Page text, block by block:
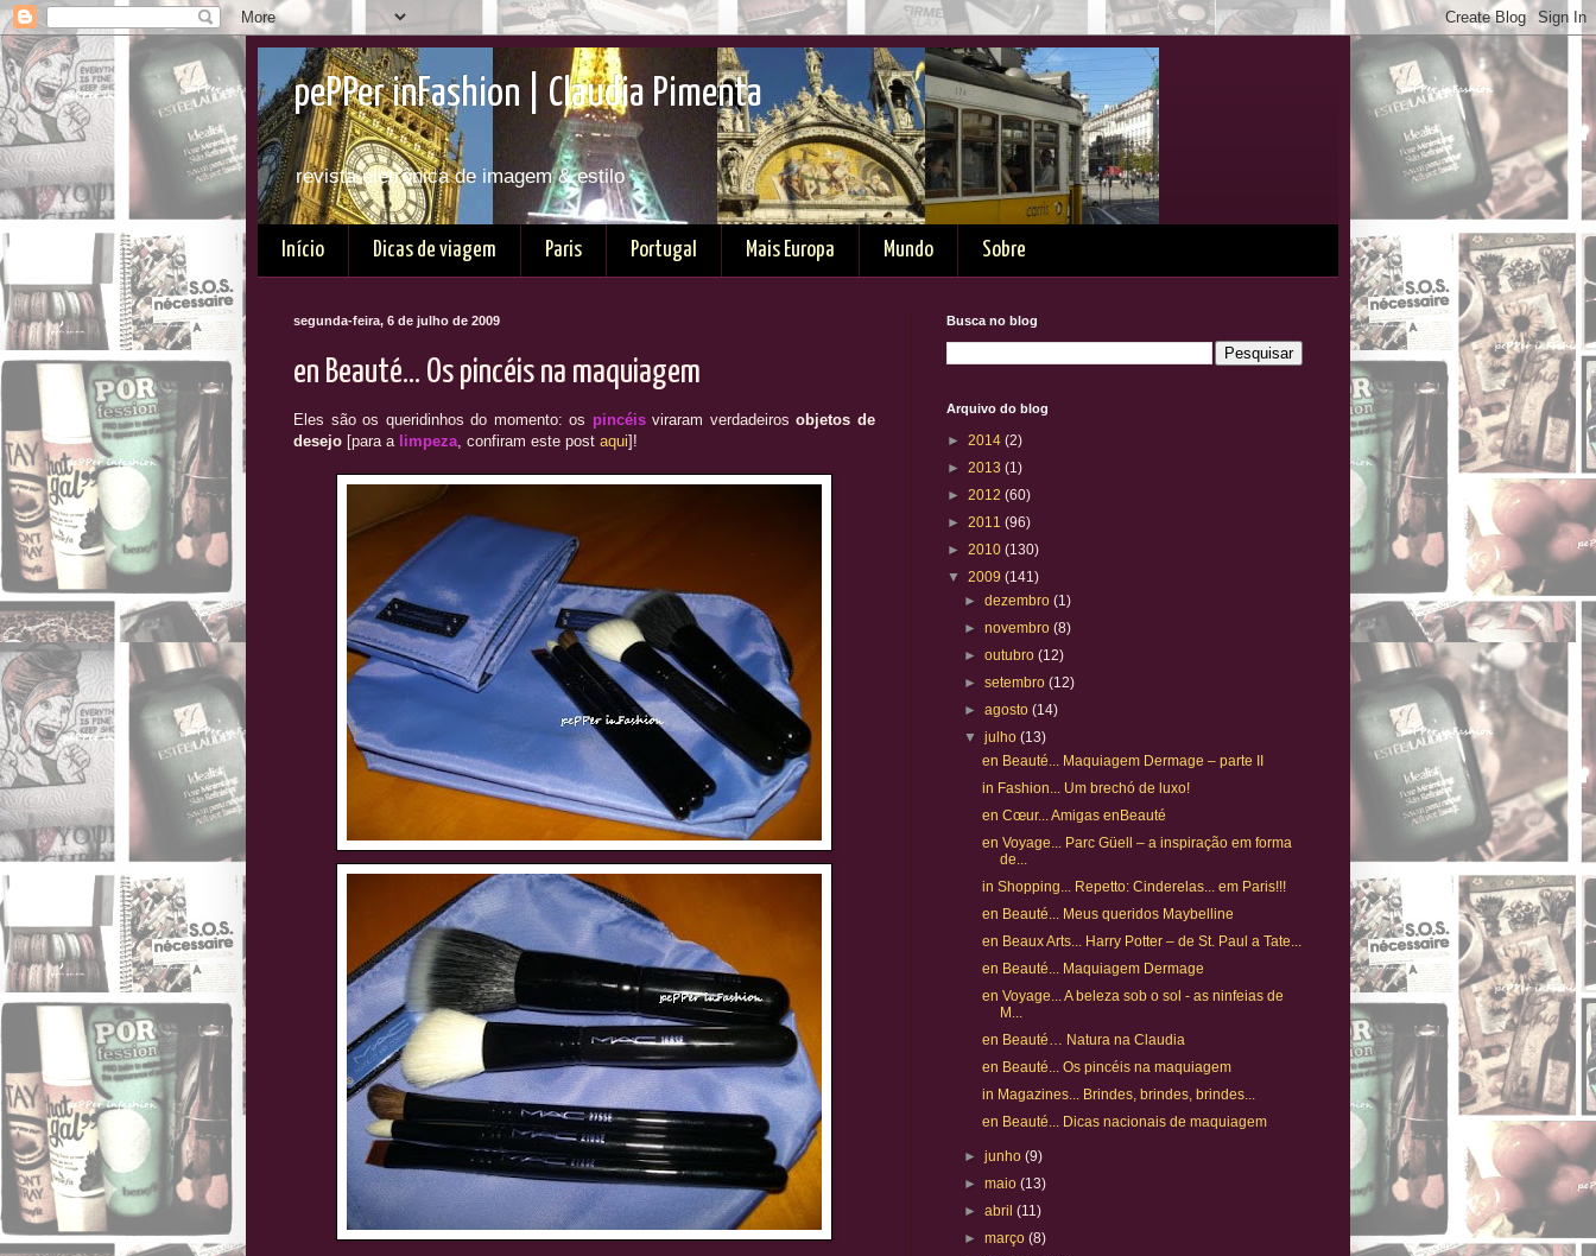
pePPer inFashion | Claudia Pimenta
revista eletrônica de imagem & estilo
Início Dicas de viagem Paris Portugal Mais Europa Mundo Sobre
segunda-feira, 6 de julho de 2009
en Beauté... Os pincéis na maquiagem
Eles são os queridinhos do momento: os pincéisviraram verdadeirosobjetos de
desejo [para a limpeza , confiram este post aqui]!
Busca no blog
Arquivo do blog
► 2014 (2)
► 2013 (1)
► 2012 (60)
► 2011 (96)
► 2010 (130)
▼ 2009 (141)
►dezembro(1)
►novembro(8)
►outubro(12)
►setembro(12)
►agosto(14)
▼julho(13)
en Beauté... Maquiagem Dermage – parte II
in Fashion... Um brechó de luxo!
en Cœur... Amigas enBeauté
en Voyage... Parc Güell – a inspiração em forma
de...
in Shopping... Repetto: Cinderelas... em Paris!!!
en Beauté... Meus queridos Maybelline
en Beaux Arts... Harry Potter – de St. Paul a Tate...
en Beauté... Maquiagem Dermage
en Voyage... A beleza sob o sol - as ninfeias de
M...
en Beauté… Natura na Claudia
en Beauté... Os pincéis na maquiagem
in Magazines... Brindes, brindes, brindes...
en Beauté... Dicas nacionais de maquiagem
►junho(9)
►maio(13)
►abril(11)
►março(8)